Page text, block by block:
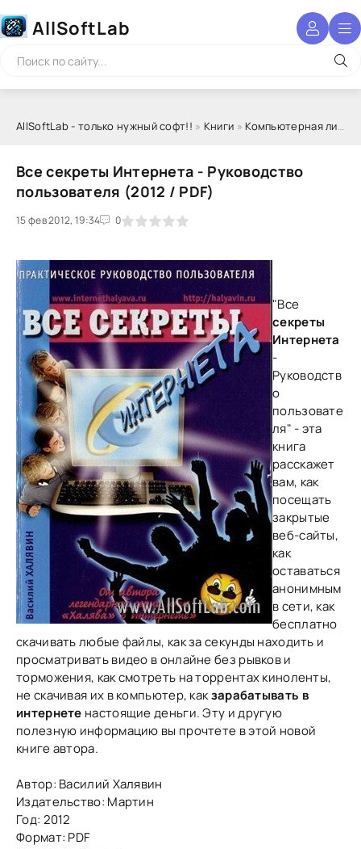
AllSoftLab
AllSoftLab - только нужный софт!! » Книги » Компьютерная литература
Все секреты Интернета - Руководство
пользователя (2012 / PDF)
15 фев 2012, 19:34 0
1 2 3 4 5
"Все
секреты
Интернета
-
Руководств
о
пользовате
ля" - эта
книга
расскажет
вам, как
посещать
закрытые
веб-сайты,
как
оставаться
анонимным
в сети, как
бесплатно
скачивать любые файлы, как за секунды находить и
просматривать видео в онлайне без рывков и
торможения, как смотреть на торрентах киноленты,
не скачивая их в компьютер, какзарабатывать в
интернете настоящие деньги. Эту и другую
полезную информацию вы прочтете в этой новой
книге автора.
Автор: Василий Халявин
Издательство: Мартин
Год: 2012
Формат: PDF